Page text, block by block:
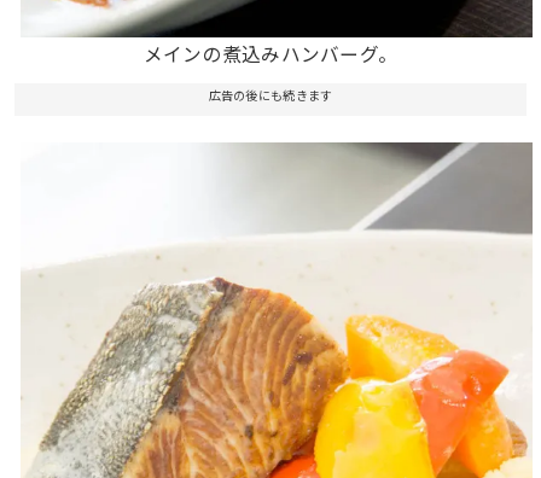
メインの煮込みハンバーグ。
広告の後にも続きます